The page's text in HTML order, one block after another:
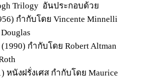
Trilogy อันประกอบด้วย
กำกับโดย Vincente Minnelli
(1990) กำกับโดย Robert Altman
หนังฝรั่งเศส กำกับโดย Maurice